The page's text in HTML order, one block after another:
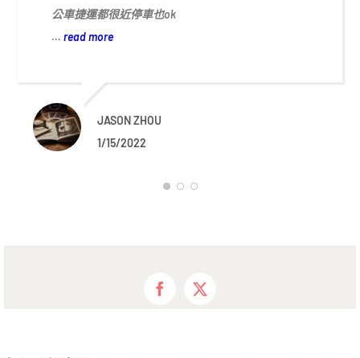
公車捷運都很近停車也ok
... read more
JASON ZHOU
1/15/2022
Facebook
X